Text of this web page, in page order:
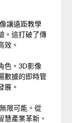
讓遠距教學
。這打破了傳
效。
色。3D影像
數據的即時管
展。
限可能。從
慧產業革新，